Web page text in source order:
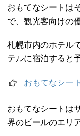
おもてなシートは
で、観光客向けの
札幌市内のホテル
テルに宿泊すると
おもてなシー
おもてなシートは
界のビールのエリ